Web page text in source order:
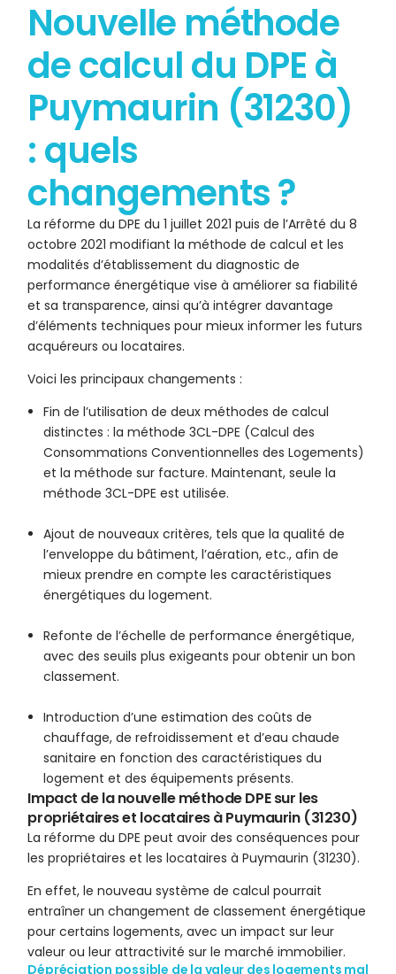
Nouvelle méthode
de calcul du DPE à
Puymaurin (31230)
: quels
changements ?
La réforme du DPE du 1 juillet 2021 puis de l’Arrêté du 8
octobre 2021 modifiant la méthode de calcul et les
modalités d’établissement du diagnostic de
performance énergétique vise à améliorer sa fiabilité
et sa transparence, ainsi qu’à intégrer davantage
d’éléments techniques pour mieux informer les futurs
acquéreurs ou locataires.
Voici les principaux changements :
Fin de l’utilisation de deux méthodes de calcul
distinctes : la méthode 3CL-DPE (Calcul des
Consommations Conventionnelles des Logements)
et la méthode sur facture. Maintenant, seule la
méthode 3CL-DPE est utilisée.
Ajout de nouveaux critères, tels que la qualité de
l’enveloppe du bâtiment, l’aération, etc., afin de
mieux prendre en compte les caractéristiques
énergétiques du logement.
Refonte de l’échelle de performance énergétique,
avec des seuils plus exigeants pour obtenir un bon
classement.
Introduction d’une estimation des coûts de
chauffage, de refroidissement et d’eau chaude
sanitaire en fonction des caractéristiques du
logement et des équipements présents.
Impact de la nouvelle méthode DPE sur les
propriétaires et locataires à Puymaurin (31230)
La réforme du DPE peut avoir des conséquences pour
les propriétaires et les locataires à Puymaurin (31230).
En effet, le nouveau système de calcul pourrait
entraîner un changement de classement énergétique
pour certains logements, avec un impact sur leur
valeur ou leur attractivité sur le marché immobilier.
Dépréciation possible de la valeur des logements mal